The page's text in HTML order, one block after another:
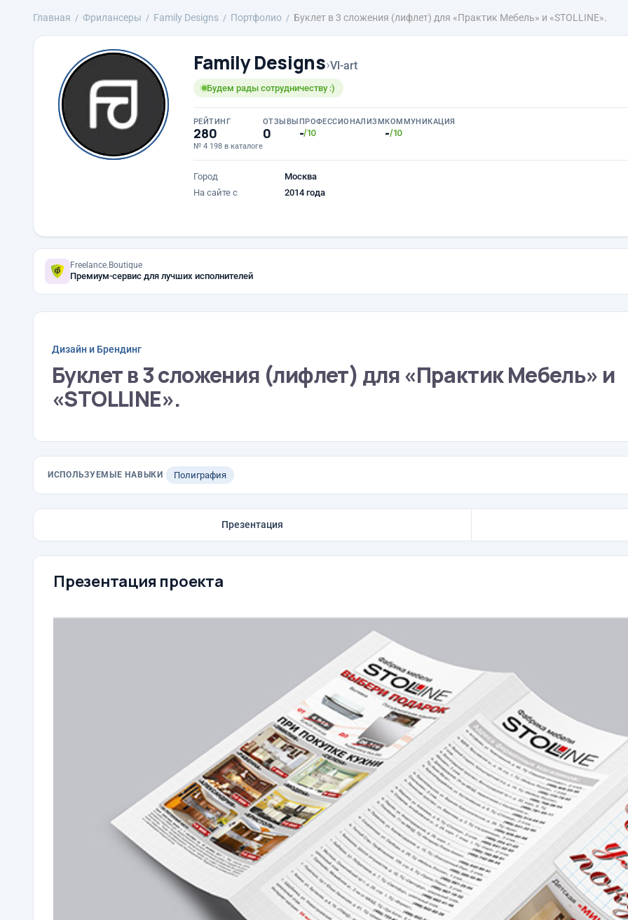
Главная Фрилансеры Family Designs Портфолио Буклет в 3 сложения (лифлет) для «Практик Мебель» и «STOLLINE».
Family Designs›Vl-art
Будем рады сотрудничеству :)
РЕЙТИНГ
280
№ 4 198 в каталоге
ОТЗЫВЫ
0
ПРОФЕССИОНАЛИЗМ
-/10
КОММУНИКАЦИЯ
-/10
Город
Москва
На сайте с
2014 года
Freelance.Boutique
Премиум-сервис для лучших исполнителей
Дизайн и Брендинг
Буклет в 3 сложения (лифлет) для «Практик Мебель» и
«STOLLINE».
ИСПОЛЬЗУЕМЫЕ НАВЫКИ Полиграфия
Презентация
Презентация проекта